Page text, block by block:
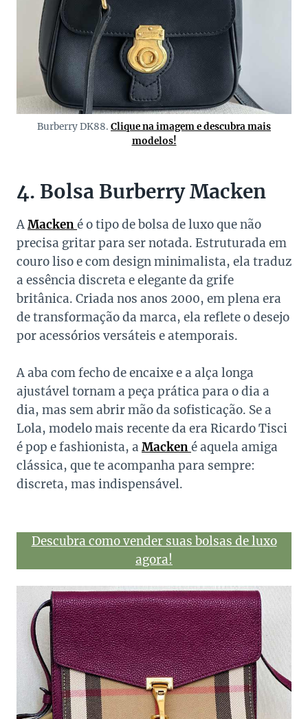
Burberry DK88. Clique na imagem e descubra mais
modelos!
4. Bolsa Burberry Macken
AMackené o tipo de bolsa de luxo que não
precisa gritar para ser notada. Estruturada em
couro liso e com design minimalista, ela traduz
a essência discreta e elegante da grife
britânica. Criada nos anos 2000, em plena era
de transformação da marca, ela reflete o desejo
por acessórios versáteis e atemporais.
A aba com fecho de encaixe e a alça longa
ajustável tornam a peça prática para o dia a
dia, mas sem abrir mão da sofisticação. Se a
Lola, modelo mais recente da era Ricardo Tisci
é pop e fashionista, a Mackené aquela amiga
clássica, que te acompanha para sempre:
discreta, mas indispensável.
Descubra como vender suas bolsas de luxo
agora!